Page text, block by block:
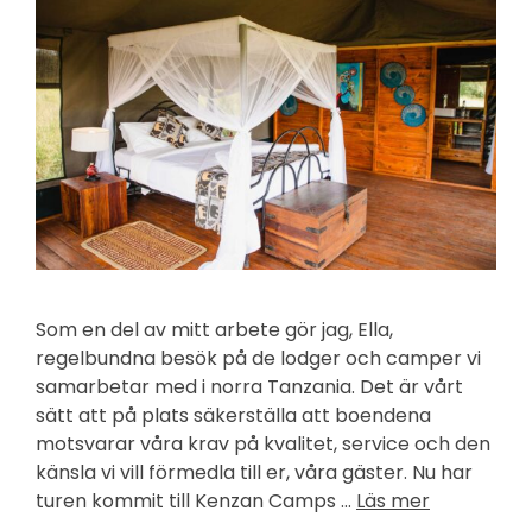
Som en del av mitt arbete gör jag, Ella,
regelbundna besök på de lodger och camper vi
samarbetar med i norra Tanzania. Det är vårt
sätt att på plats säkerställa att boendena
motsvarar våra krav på kvalitet, service och den
känsla vi vill förmedla till er, våra gäster. Nu har
turen kommit till Kenzan Camps … Läs mer